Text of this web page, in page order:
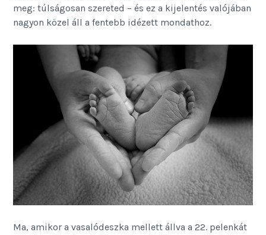
meg: túlságosan szereted – és ez a kijelentés valójában
nagyon közel áll a fentebb idézett mondathoz.
Ma, amikor a vasalódeszka mellett állva a 22. pelenkát